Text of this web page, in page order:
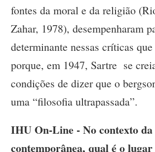
fontes da moral e da religião
Zahar, 1978), desempenharam
determinante nessas críticas
porque, em 1947, Sartre se
condições de dizer que o
uma “filosofia ultrapassada”.
IHU On-Line - No contexto
contemporânea, qual é o